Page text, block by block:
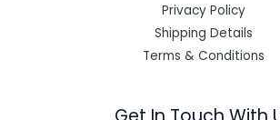
Privacy Policy
Shipping Details
Terms & Conditions